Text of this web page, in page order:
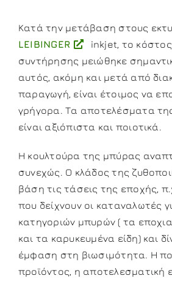
Κατά την μετάβαση στους
LEIBINGER
inkjet, το
συντήρησης μειώθηκε
αυτός, ακόμη και μετά από
παραγωγή, είναι έτοιμος να
γρήγορα. Τα αποτελέσματα
είναι αξιόπιστα και ποιοτικά.
Η κουλτούρα της μπύρας
συνεχώς. Ο κλάδος της
βάση τις τάσεις της εποχής,
που δείχνουν οι καταναλωτές
κατηγοριών μπυρών ( τα
και τα καρυκευμένα είδη) και
έμφαση στη βιωσιμότητα. Η
προϊόντος, η αποτελεσματική